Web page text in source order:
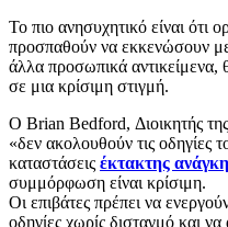
Το πιο ανησυχητικό είναι ότι
προσπαθούν να εκκενώσουν
άλλα προσωπικά αντικείμενα,
σε μια κρίσιμη στιγμή.
Ο Brian Bedford, Διοικητής
«δεν ακολουθούν τις οδηγίες
καταστάσεις έκτακτης
συμμόρφωση είναι κρίσιμη.
Οι επιβάτες πρέπει να
οδηγίες χωρίς δισταγμό και